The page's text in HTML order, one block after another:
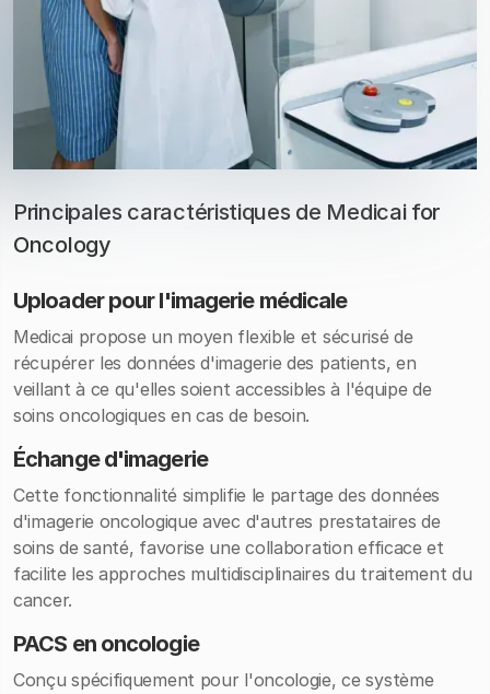
Principales caractéristiques de Medicai for
Oncology
Uploader pour l'imagerie médicale
Medicai propose un moyen flexible et sécurisé de
récupérer les données d'imagerie des patients, en
veillant à ce qu'elles soient accessibles à l'équipe de
soins oncologiques en cas de besoin.
Échange d'imagerie
Cette fonctionnalité simplifie le partage des données
d'imagerie oncologique avec d'autres prestataires de
soins de santé, favorise une collaboration efficace et
facilite les approches multidisciplinaires du traitement du
cancer.
PACS en oncologie
Conçu spécifiquement pour l'oncologie, ce système